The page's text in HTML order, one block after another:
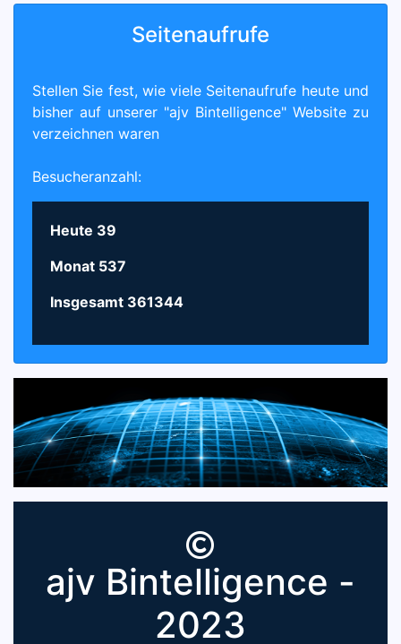
Seitenaufrufe
Stellen Sie fest, wie viele Seitenaufrufe heute und
bisher auf unserer "ajv Bintelligence" Website zu
verzeichnen waren
Besucheranzahl:
Heute 39
Monat 537
Insgesamt 361344
ajv Bintelligence -
2023